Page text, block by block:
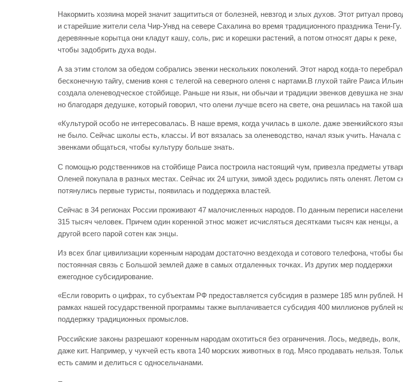
Накормить хозяина морей значит защититься от болезней, невзгод и злых духов. Этот ритуал
и старейшие жители села Чир-Унвд на севере Сахалина во время традиционного праздника Тени-
деревянные корытца они кладут кашу, соль, рис и корешки растений, а потом относят дары к реке,
чтобы задобрить духа воды.
А за этим столом за обедом собрались эвенки нескольких поколений. Этот народ когда-то
бесконечную тайгу, сменив коня с телегой на северного оленя с нартами.В глухой тайге Раиса
создала оленеводческое стойбище. Раньше ни язык, ни обычаи и традиции эвенков девушка не
но благодаря дедушке, который говорил, что олени лучше всего на свете, она решилась на такой
«Культурой особо не интересовалась. В наше время, когда училась в школе. даже эвенкийского
не было. Сейчас школы есть, классы. И вот вязалась за оленеводство, начал язык учить. Начала с
эвенками общаться, чтобы культуру больше знать.
С помощью родственников на стойбище Раиса построила настоящий чум, привезла предметы
Оленей покупала в разных местах. Сейчас их 24 штуки, зимой здесь родились пять оленят. Летом
потянулись первые туристы, появилась и поддержка властей.
Сейчас в 34 регионах России проживают 47 малочисленных народов. По данным переписи
315 тысяч человек. Причем один коренной этнос может исчисляться десятками тысяч как ненцы, а
другой всего парой сотен как энцы.
Из всех благ цивилизации коренным народам достаточно вездехода и сотового телефона, чтобы
постоянная связь с Большой землей даже в самых отдаленных точках. Из других мер поддержки
ежегодное субсидирование.
«Если говорить о цифрах, то субъектам РФ предоставляется субсидия в размере 185 млн рублей.
рамках нашей государственной программы также выплачивается субсидия 400 миллионов рублей
поддержку традиционных промыслов.
Российские законы разрешают коренным народам охотиться без ограничения. Лось, медведь, волк,
даже кит. Например, у чукчей есть квота 140 морских животных в год. Мясо продавать нельзя.
есть самим и делиться с односельчанами.